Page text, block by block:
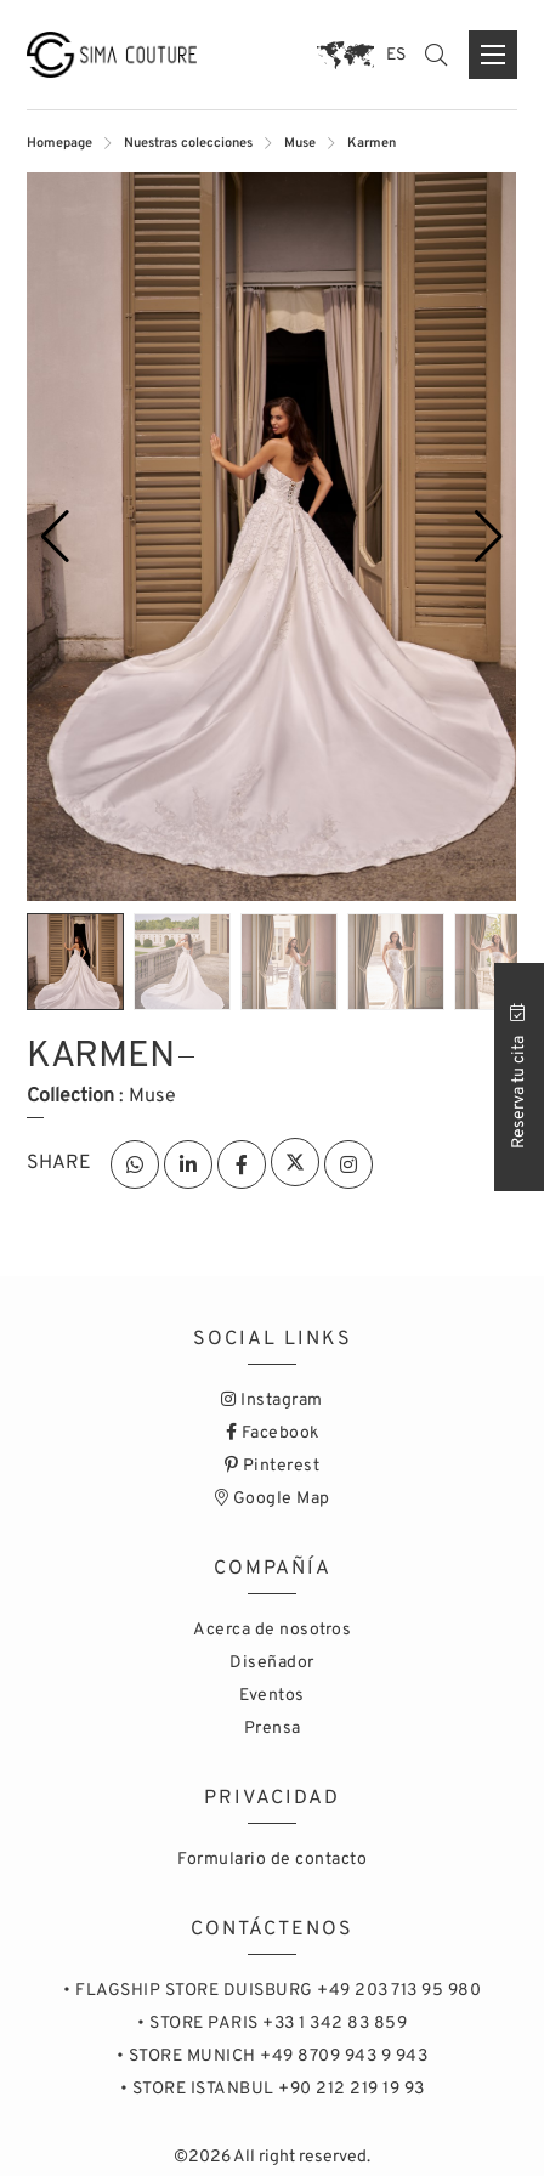
ACERCA DE NOSOTROS
PRENSA
MARCAS
FORMULARIO DE CONTACTO
TIENDA INSIGNIA DUISBURG
TIENDA PARIS
TIENDA MUNICH
TIENDA ISTANBUL
ES
Reserva tu cita
Homepage Nuestras colecciones Muse Karmen
KARMEN
Collection : Muse
SHARE
SOCIAL LINKS
Instagram
Facebook
Pinterest
Google Map
COMPAÑÍA
Acerca de nosotros
Diseñador
Eventos
Prensa
PRIVACIDAD
Formulario de contacto
CONTÁCTENOS
• FLAGSHIP STORE DUISBURG +49 203 713 95 980
• STORE PARIS +33 1 342 83 859
• STORE MUNICH +49 8709 943 9 943
• STORE ISTANBUL +90 212 219 19 93
©2026 All right reserved.